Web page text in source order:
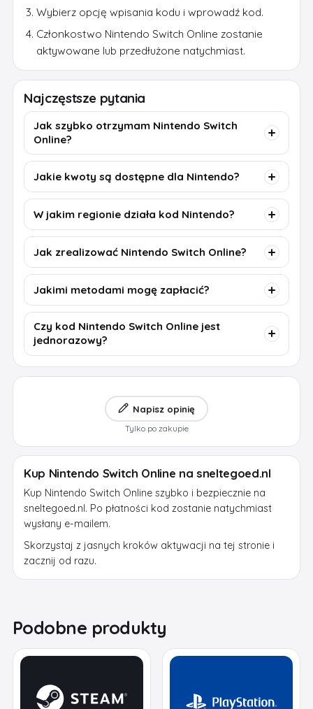
Wybierz opcję wpisania kodu i wprowadź kod.
Członkostwo Nintendo Switch Online zostanie
aktywowane lub przedłużone natychmiast.
Najczęstsze pytania
Jak szybko otrzymam Nintendo Switch
Online?
Jakie kwoty są dostępne dla Nintendo?
W jakim regionie działa kod Nintendo?
Jak zrealizować Nintendo Switch Online?
Jakimi metodami mogę zapłacić?
Czy kod Nintendo Switch Online jest
jednorazowy?
Napisz opinię
Tylko po zakupie
Kup Nintendo Switch Online na sneltegoed.nl
Kup Nintendo Switch Online szybko i bezpiecznie na
sneltegoed.nl. Po płatności kod zostanie natychmiast
wysłany e-mailem.
Skorzystaj z jasnych kroków aktywacji na tej stronie i
zacznij od razu.
Podobne produkty